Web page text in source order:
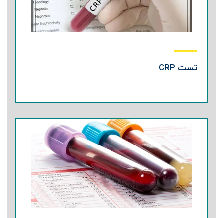
تست CRP